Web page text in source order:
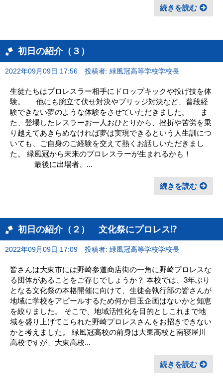
続きを読む
初日の紹介（３）
2022年09月09日 17:56 投稿者: 緑風冠高等学校学校長
生徒たちはプロレスラー相手にドロップキックや投げ技を体
験。 他にも腕立て伏せ対決やブリッジ対決など、普段経
験できない夢のような体験をさせていただきました。 ま
た、登場したレスラーお一人おひとりから、挫折や苦労を乗
り越えてあきらめなければ夢は実現できるという人生訓につ
いても、ご自身のご経験を交えて熱くお話しいただきまし
た。 緑風冠から未来のプロレスラーが生まれるかも！
最後に出場者、...
続きを読む
初日の紹介（２） 文化祭にプロレス⁉
2022年09月09日 17:09 投稿者: 緑風冠高等学校学校長
皆さんは大東市には野崎参道商店街の一角に野崎プロレスな
る団体があることをご存じでしょうか？ 本校では、3年ぶり
となる文化祭の本格開催に向けて、生徒会執行部の皆さんが
地域に学校をアピールするため何か目玉企画はないかと知恵
を絞りました。 そこで、地域活性化を目的としこれまで地
域を盛り上げてこられた野崎プロレスさんをお招きできない
かと考えました。 緑風冠高校の前身は大東高校と南寝屋川
高校ですが、大東高校...
続きを読む